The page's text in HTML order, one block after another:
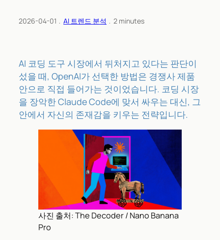
2026-04-01 ﹒ AI 트렌드 분석 ﹒ 2 minutes
AI 코딩 도구 시장에서 뒤처지고 있다는 판단이
섰을 때, OpenAI가 선택한 방법은 경쟁사 제품
안으로 직접 들어가는 것이었습니다. 코딩 시장
을 장악한 Claude Code에 맞서 싸우는 대신, 그
안에서 자신의 존재감을 키우는 전략입니다.
사진 출처: The Decoder / Nano Banana
Pro